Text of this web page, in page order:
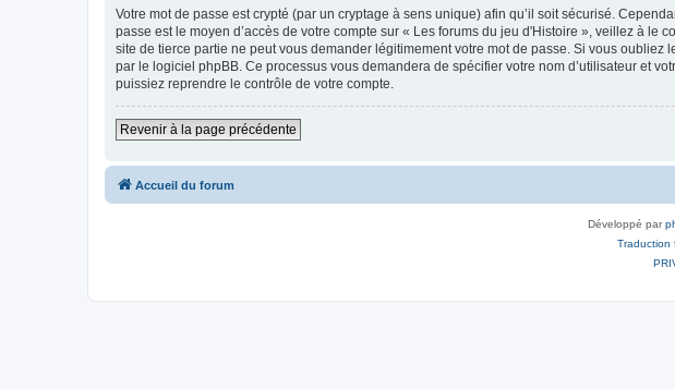
Votre mot de passe est crypté (par un cryptage à sens unique) afin qu’il soit sécurisé.
passe est le moyen d’accès de votre compte sur « Les forums du jeu d'Histoire », veillez à
site de tierce partie ne peut vous demander légitimement votre mot de passe. Si vous
par le logiciel phpBB. Ce processus vous demandera de spécifier votre nom d’utilisateur et
puissiez reprendre le contrôle de votre compte.
Revenir à la page précédente
Accueil du forum
Développé par
Traduction